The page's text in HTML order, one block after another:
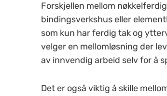
Forskjellen mellom
bindingsverkshus eller
som kun har ferdig tak og
velger en mellomløsning der
av innvendig arbeid selv for å
Det er også viktig å skille